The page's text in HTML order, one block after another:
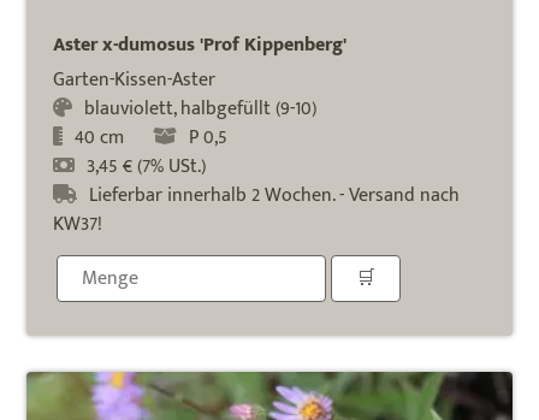
Aster x-dumosus 'Prof Kippenberg'
Garten-Kissen-Aster
blauviolett, halbgefüllt (9-10)
40 cm
P 0,5
3,45 € (7% USt.)
Lieferbar innerhalb 2 Wochen. - Versand nach
KW37!